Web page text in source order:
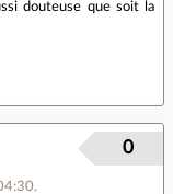
douteuse que soit la
.
0